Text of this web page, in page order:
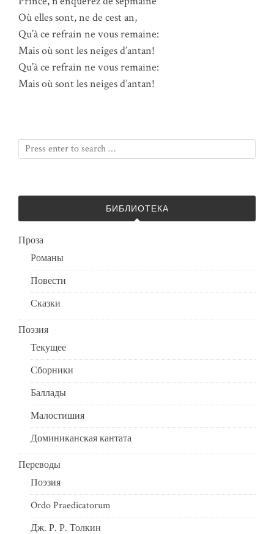
Où elles sont, ne de cest an,
Qu’à ce refrain ne vous remaine:
Mais où sont les neiges d’antan!
Qu’à ce refrain ne vous remaine:
Mais où sont les neiges d’antan!
БИБЛИОТЕКА
Проза
Романы
Повести
Сказки
Поэзия
Текущее
Сборники
Баллады
Малостишия
Доминиканская кантата
Переводы
Поэзия
Ordo Praedicatorum
Дж. Р. Р. Толкин